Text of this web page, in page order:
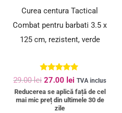
Curea centura Tactical
Combat pentru barbati 3.5 x
125 cm, rezistent, verde
Evaluat la
5.00
din 5
29.00lei 27.00 lei TVA inclus
Reducerea se aplică față de cel
mai mic preț din ultimele 30 de
zile